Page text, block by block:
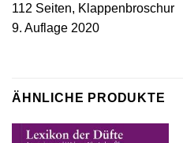
112 Seiten, Klappenbroschur
9. Auflage 2020
ÄHNLICHE PRODUKTE